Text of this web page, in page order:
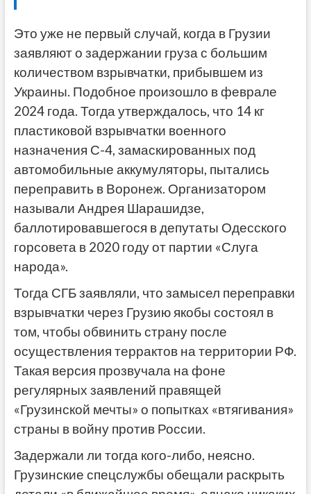
Это уже не первый случай, когда в Грузии
заявляют о задержании груза с большим
количеством взрывчатки, прибывшем из
Украины. Подобное произошло в феврале
2024 года. Тогда утверждалось, что 14 кг
пластиковой взрывчатки военного
назначения С-4, замаскированных под
автомобильные аккумуляторы, пытались
переправить в Воронеж. Организатором
называли Андрея Шарашидзе,
баллотировавшегося в депутаты Одесского
горсовета в 2020 году от партии «Слуга
народа».
Тогда СГБ заявляли, что замысел переправки
взрывчатки через Грузию якобы состоял в
том, чтобы обвинить страну после
осуществления террактов на территории РФ.
Такая версия прозвучала на фоне
регулярных заявлений правящей
«Грузинской мечты» о попытках «втягивания»
страны в войну против России.
Задержали ли тогда кого-либо, неясно.
Грузинские спецслужбы обещали раскрыть